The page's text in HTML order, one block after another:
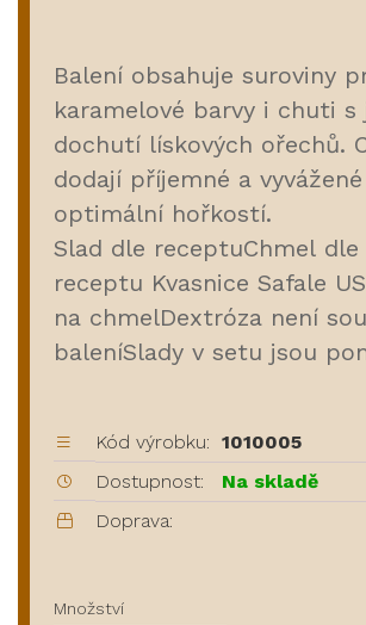
Balení obsahuje suroviny
karamelové barvy i chuti s
dochutí lískových ořechů.
dodají příjemné a
optimální hořkostí.
Slad dle receptuChmel dle
receptu Kvasnice Safale
na chmelDextróza není
baleníSlady v setu jsou
Kód výrobku: 1010005
Dostupnost:
Na skladě
Doprava:
Množství